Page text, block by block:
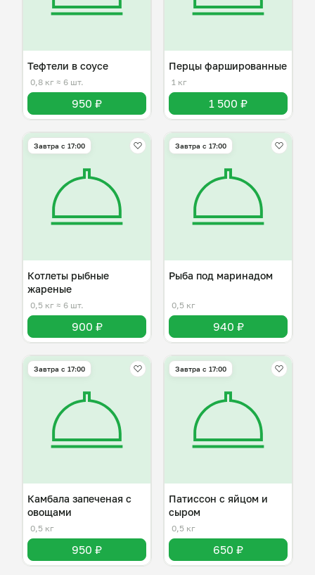
Тефтели в соусе
0,8 кг ≈ 6 шт.
950 ₽
Перцы фаршированные
1 кг
1 500 ₽
Завтра c 17:00
Котлеты рыбные
жареные
0,5 кг ≈ 6 шт.
900 ₽
Завтра c 17:00
Рыба под маринадом
0,5 кг
940 ₽
Завтра c 17:00
Камбала запеченая с
овощами
0,5 кг
950 ₽
Завтра c 17:00
Патиссон с яйцом и
сыром
0,5 кг
650 ₽